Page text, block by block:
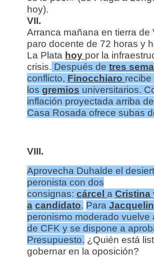
hoy).
VII.
Arranca mañana en tierra de
paro docente de 72 horas y
La Plata hoy por la
crisis. Después de tres
conflicto, Finocchiaro recibe
los gremios universitarios.
inflación proyectada arriba
Casa Rosada ofrece subas
VIII.
Aprovecha Duhalde el
peronista con dos
consignas: cárcel a Cristina
a candidato. Para Jacquelin
peronismo moderado vuelve
de CFK y se dispone a
Presupuesto. ¿Quién está
gobernar en la oposición?